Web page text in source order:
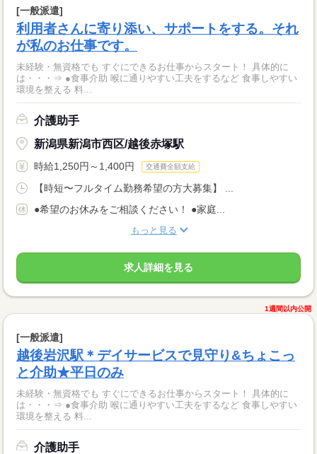
[一般派遣]
利用者さんに寄り添い、サポートをする。それ
が私のお仕事です。
未経験・無資格でも すぐにできるお仕事からスタート！ 具体的に
は・・・⇒ ●食事介助 喉に通りやすい工夫をするなど 食事しやすい
環境を整える 料...
介護助手
新潟県新潟市西区/越後赤塚駅
時給1,250円～1,400円 交通費全額支給
【時短〜フルタイム勤務希望の方大募集】 ...
●希望のお休みをご相談ください！ ●家庭...
もっと見る
求人詳細を見る
1週間以内公開
[一般派遣]
越後岩沢駅＊デイサービスで見守り&ちょこっ
と介助★平日のみ
未経験・無資格でも すぐにできるお仕事からスタート！ 具体的に
は・・・⇒ ●食事介助 喉に通りやすい工夫をするなど 食事しやすい
環境を整える 料...
介護助手